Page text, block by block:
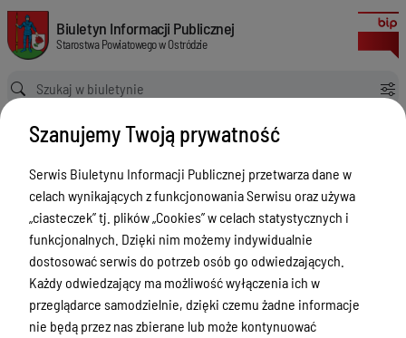
Powiatowy Rzecznik Konsumentów
Biuletyn Informacji Publicznej Starostwa Powiatowego w Ostródzie
Biuletyn Informacji Publicznej
Starostwa Powiatowego w Ostródzie
Ścieżka powrotu
Strona główna Informacja Powiatowy Rzecznik Konsumentów
Informacja
Menu Przedmiotowe
Starostwo Powiatowe
Poradnik Interesanta
Informacje o naborze
Zamówienia Publiczne
Szanujemy Twoją prywatność
Serwis Biuletynu Informacji Publicznej przetwarza dane w
celach wynikających z funkcjonowania Serwisu oraz używa
„ciasteczek” tj. plików „Cookies” w celach statystycznych i
funkcjonalnych. Dzięki nim możemy indywidualnie
dostosować serwis do potrzeb osób go odwiedzających.
Każdy odwiedzający ma możliwość wyłączenia ich w
przeglądarce samodzielnie, dzięki czemu żadne informacje
nie będą przez nas zbierane lub może kontynuować